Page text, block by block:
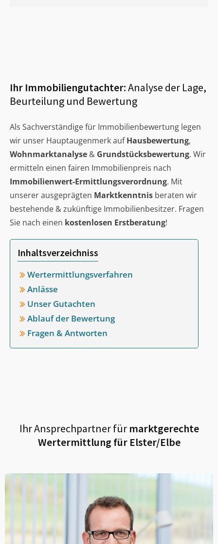
Ihr Immobiliengutachter:Analyse der Lage,
Beurteilung und Bewertung
Als Sachverständige für Immobilienbewertung legen
wir unser Hauptaugenmerk aufHausbewertung,
Wohnmarktanalyse & Grundstücksbewertung. Wir
ermitteln einen fairen Immobilienpreis nach
Immobilienwert-Ermittlungsverordnung. Mit
unserer ausgeprägten Marktkenntnis beraten wir
bestehende & zukünftige Immobilienbesitzer. Fragen
Sie nach einen kostenlosen Erstberatung!
Inhaltsverzeichniss
Wertermittlungsverfahren
Anlässe
Unser Gutachten
Ablauf der Bewertung
Fragen & Antworten
Ihr Ansprechpartner fürmarktgerechte
Wertermittlung für Elster/Elbe